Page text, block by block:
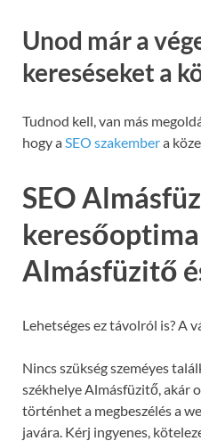
Unod már a
kereséseket a
Tudnod kell, van más
hogy aSEO szakembera
SEO
Almásfüzitő
Lehetséges ez távolról is? A
Nincs szükség szeméyes
székhelye Almásfüzitő, akár
történhet a megbeszélés a
javára. Kérj ingyenes,